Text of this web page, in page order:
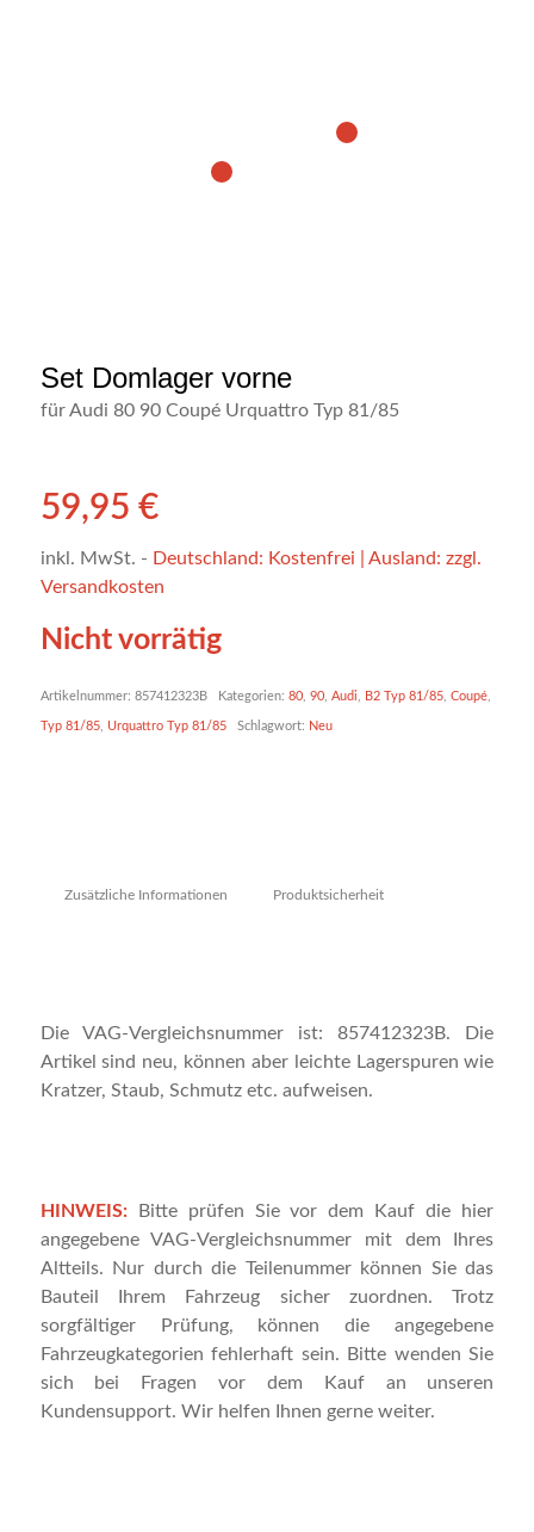
Set Domlager vorne
für Audi 80 90 Coupé Urquattro Typ 81/85
59,95 €
inkl. MwSt. - Deutschland: Kostenfrei | Ausland: zzgl.
Versandkosten
Nicht vorrätig
Artikelnummer: 857412323B Kategorien: 80, 90, Audi B2 Typ 81/85, Coupé,
Typ 81/85, Urquattro Typ 81/85 Schlagwort: Neu
Zusätzliche Informationen Produktsicherheit
Die VAG-Vergleichsnummer ist: 857412323B. Die
Artikel sind neu, können aber leichte Lagerspuren wie
Kratzer, Staub, Schmutz etc. aufweisen.
HINWEIS:Bitte prüfen Sie vor dem Kauf die hier
angegebene VAG-Vergleichsnummer mit dem Ihres
Altteils. Nur durch die Teilenummer können Sie das
Bauteil Ihrem Fahrzeug sicher zuordnen. Trotz
sorgfältiger Prüfung, können die angegebene
Fahrzeugkategorien fehlerhaft sein. Bitte wenden Sie
sich bei Fragen vor dem Kauf an unseren
Kundensupport. Wir helfen Ihnen gerne weiter.